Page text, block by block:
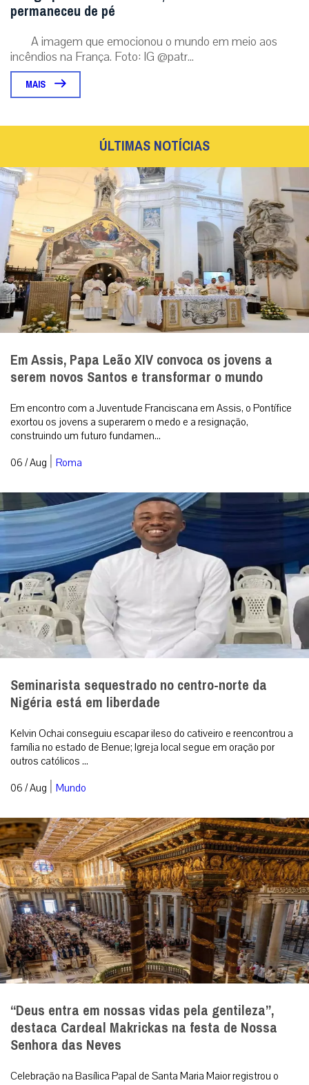
permaneceu de pé
A imagem que emocionou o mundo em meio aos
incêndios na França. Foto: IG @patr...
MAIS
ÚLTIMAS NOTÍCIAS
Em Assis, Papa Leão XIV convoca os jovens a
serem novos Santos e transformar o mundo
Em encontro com a Juventude Franciscana em Assis, o Pontífice
exortou os jovens a superarem o medo e a resignação,
construindo um futuro fundamen...
06 / Aug | Roma
Seminarista sequestrado no centro-norte da
Nigéria está em liberdade
Kelvin Ochai conseguiu escapar ileso do cativeiro e reencontrou a
família no estado de Benue; Igreja local segue em oração por
outros católicos ...
06 / Aug | Mundo
“Deus entra em nossas vidas pela gentileza”,
destaca Cardeal Makrickas na festa de Nossa
Senhora das Neves
Celebração na Basílica Papal de Santa Maria Maior registrou o